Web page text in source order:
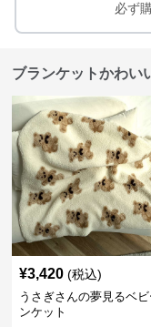
必ず
ブランケットかわい
¥3,420 (税込)
うさぎさんの夢見るベビ
ンケット